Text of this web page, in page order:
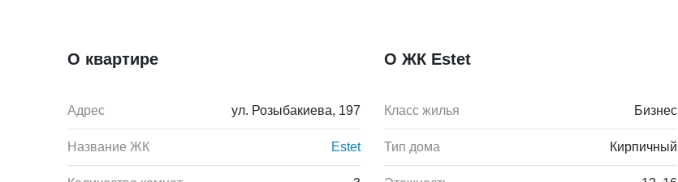
О квартире
Адрес ул. Розыбакиева, 197
Название ЖК Estet
О ЖК Estet
Класс жилья Бизнес
Тип дома Кирпичный